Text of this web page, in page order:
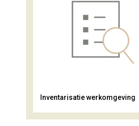
Inventarisatie werkomgeving